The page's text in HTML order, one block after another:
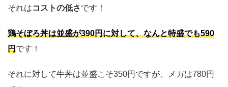
それはコストの低さです！
鶏そぼろ丼は並盛が390円に対して、なんと特盛でも590
円です！
それに対して牛丼は並盛こそ350円ですが、メガは780円